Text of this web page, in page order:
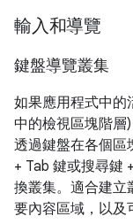
輸入和導覽
鍵盤導覽叢集
如果應用程式中的
中的檢視區塊階層
透過鍵盤在各個區
+ Tab 鍵或搜尋鍵
換叢集。適合建立
要內容區域，以及